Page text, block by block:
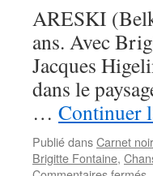
ARESKI
ans. Avec
Jacques
dans le
… Continuer
Publié dansCarnet noir
Brigitte Fontaine,